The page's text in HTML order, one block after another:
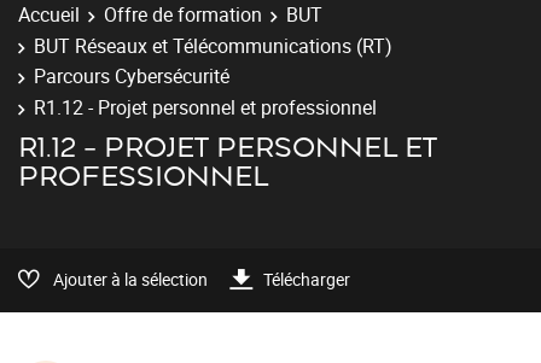
Accueil Offre de formation
BUT
BUT Réseaux et Télécommunications (RT)
Parcours Cybersécurité
R1.12 - Projet personnel et professionnel
R1.12 - PROJET PERSONNEL ET
PROFESSIONNEL
Ajouter à la sélection Télécharger